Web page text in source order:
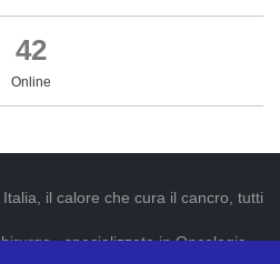
42
Online
il calore che cura il cancro, tutti
, specializzato in Oncologia.